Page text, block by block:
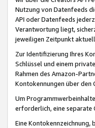
Nutzung von Datenfeeds
API oder Datenfeeds
Verantwortung liegt,
jeweiligen Zeitpunkt
Zur Identifizierung Ihres
Schlüssel und einem
Rahmen des Amazon-
Kontokennungen über den
Um
erforderlich, eine separate
Eine Kontokennzeichnung,